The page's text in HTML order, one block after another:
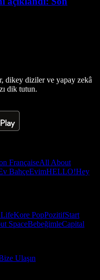
dikey diziler ve yapay zekâ
dik tutun.
FrançaiseAll About
BahçeEvimHELLO!Hey
LifeKore PopPozitifStart
SpaceBebeğimleCapital
Ulaşın